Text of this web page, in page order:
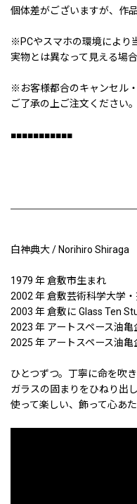
個体差がございますが、作
※PCやスマホの環境により
実物とは異なって見える場
※お客様都合のキャンセル
ご了承の上ご注文ください。
■■■■■■■■■■■
白神典大 / Norihiro Shiraga
1979 年 倉敷市生まれ
2002 年 倉敷芸術科学大学
2003 年 倉敷に Glass Ten
2023 年 アートスペース油
2025 年 アートスペース油
ひとつずつ。丁寧に命を吹
ガラスの固まりをひねり出
使って楽しい、飾って心あ